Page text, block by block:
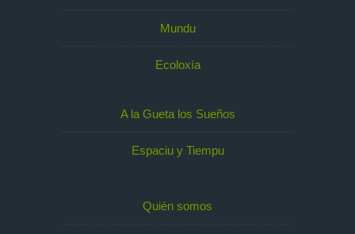
Mundu
Ecoloxía
A la Gueta los Sueños
Espaciu y Tiempu
Quién somos